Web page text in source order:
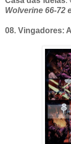
Wolverine 66-72
08. Vingadores: